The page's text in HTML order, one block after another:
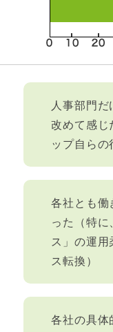
人事部門
改めて感じ
ップ自ら
各社とも働
った（特
ス」の運
ス転換）
各社の具体